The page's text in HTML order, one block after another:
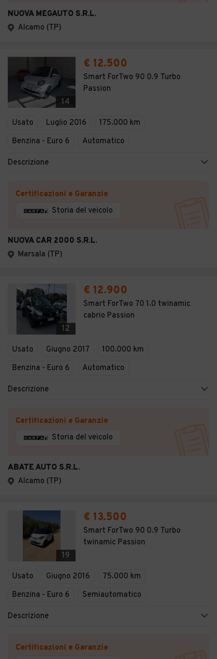
NUOVA MEGAUTO S.R.L.
Alcamo (TP)
14
€ 12.500
Smart ForTwo 90 0.9 Turbo
Passion
Usato Luglio 2016
175.000 km
Benzina - Euro 6
Automatico
Descrizione
Certificazioni e Garanzie
Storia del veicolo
NUOVA CAR 2000 S.R.L.
Marsala (TP)
12
€ 12.900
Smart ForTwo 70 1.0 twinamic
cabrio Passion
Usato Giugno 2017
100.000 km
Benzina - Euro 6
Automatico
Descrizione
Certificazioni e Garanzie
Storia del veicolo
ABATE AUTO S.R.L.
Alcamo (TP)
19
€ 13.500
Smart ForTwo 90 0.9 Turbo
twinamic Passion
Usato Giugno 2016
75.000 km
Benzina - Euro 6
Semiautomatico
Descrizione
Certificazioni e Garanzie